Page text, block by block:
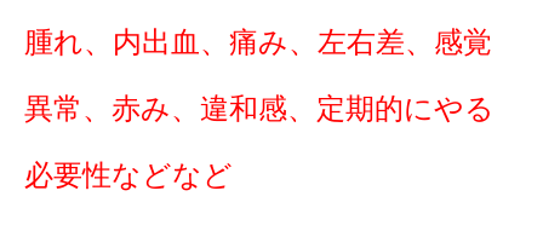
腫れ、内出血、痛み、左右差、感覚
異常、赤み、違和感、定期的にやる
必要性などなど